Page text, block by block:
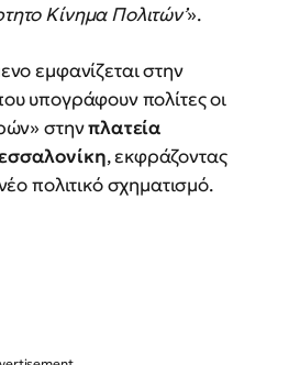
Κίνημα Πολιτών’».
εμφανίζεται στην
υπογράφουν πολίτες οι
στηνπλατεία
, εκφράζοντας
πολιτικό σχηματισμό.